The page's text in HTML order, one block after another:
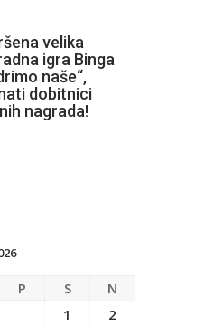
velika
igra Binga
naše“,
dobitnici
nagrada!
P S
N
1
2